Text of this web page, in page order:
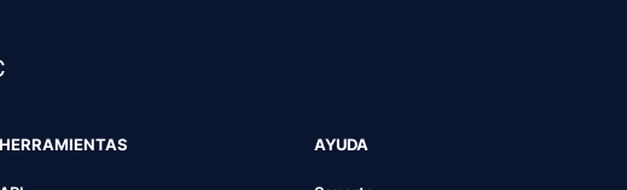
HERRAMIENTAS AYUDA